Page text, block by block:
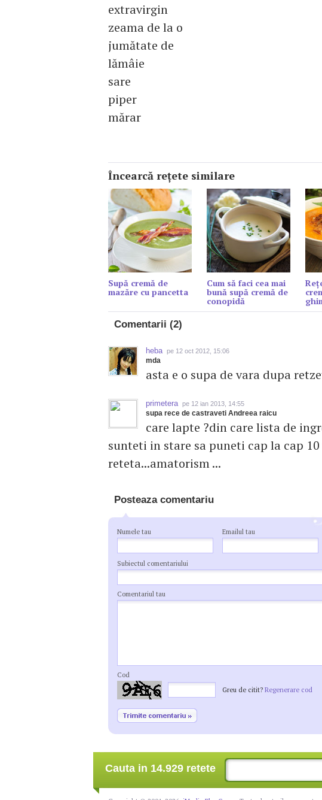
extravirgin
zeama de la o
jumătate de
lămâie
sare
piper
mărar
Încearcă reţete similare
Supă cremă de
mazăre cu pancetta
Cum să faci cea mai
bună supă cremă de
conopidă
Comentarii (2)
heba pe 12 oct 2012, 15:06
mda
asta e o supa de vara dupa
primetera pe 12 ian 2013, 14:55
supa rece de castraveti Andreea raicu
care lapte ?din care lista de
sunteti in stare sa puneti cap la cap
reteta...amatorism ...
Posteaza comentariu
Numele tau Emailul tau
Subiectul comentariului
Comentariul tau
Cod
Greu de citit? Regenerare cod
Cauta in 14.929 retete